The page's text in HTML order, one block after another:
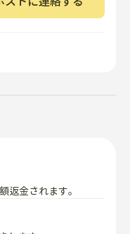
返金されます。